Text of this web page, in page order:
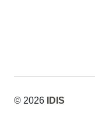
© 2026 IDIS